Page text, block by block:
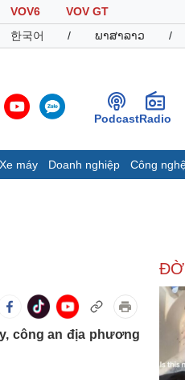
VOV6
VOV GT
한국어 / ພາສາລາວ /
PodcastRadio
máy Doanh nghiệp Công
Doanh nghiệp
Thông tin
Doanh nghiệp
công an địa phương